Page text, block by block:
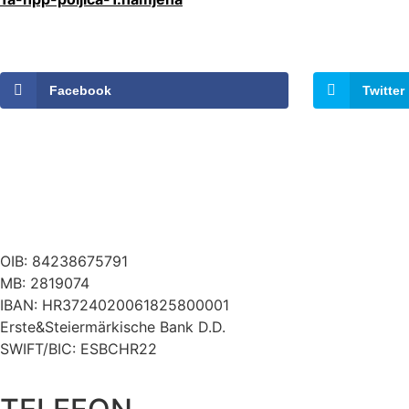
Facebook Twitter
OIB: 84238675791
MB: 2819074
IBAN: HR3724020061825800001
Erste&Steiermärkische Bank D.D.
SWIFT/BIC: ESBCHR22